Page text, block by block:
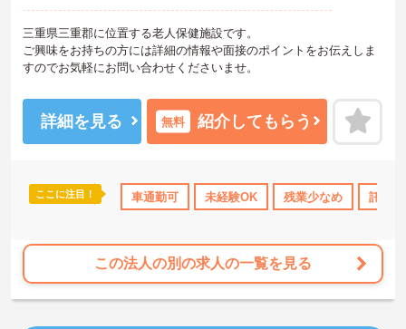
三重県三重郡に位置する老人保健施設です。
ご興味をお持ちの方には詳細の情報や面接のポイントをお伝えしま
すのでお気軽にお問い合わせくださいませ。
詳細を見る 無料 紹介してもらう
ここに注目！ 車通勤可 未経験OK 残業少なめ 託児
この法人の別の求人の一覧を見る